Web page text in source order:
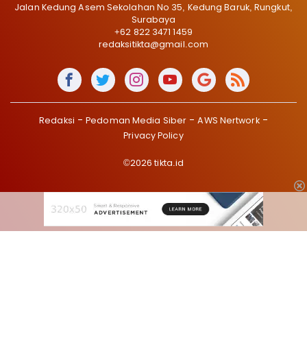
Jalan Kedung Asem Sekolahan No 35, Kedung Baruk, Rungkut,
Surabaya
+62 822 3471 1459
redaksitikta@gmail.com
Redaksi Pedoman Media Siber
AWS Nertwork
Privacy Policy
©2026 tikta.id